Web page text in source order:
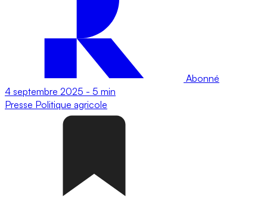
Abonné
4 septembre 2025 - 5 min
Presse Politique agricole